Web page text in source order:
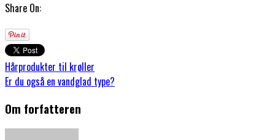
Share On:
Hårprodukter til krøller
Er du også en vandglad type?
Om forfatteren